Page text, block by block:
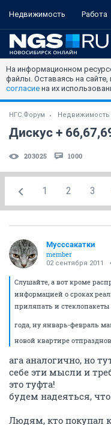
Недвижимость Работа
На информационном
файлы. Оставаясь на
согласие на их
НГС.Форум Недвижимость
Дискус +
203025 1000
1 2 3
Мусссакатки
member
02 сентября 2011
Слушайте, а вот кроме
информацией о сроках
приляпать и стеклопакеты
года, ну январь-февраль
новой квартире
ага аналогично, но
себе эти мысли и
это туфта!
будем надеяться,
Людям, кто покупал